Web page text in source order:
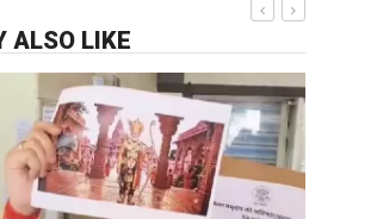
ALSO LIKE